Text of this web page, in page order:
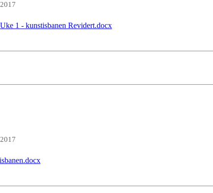
Uke 1 - kunstisbanen Revidert.docx